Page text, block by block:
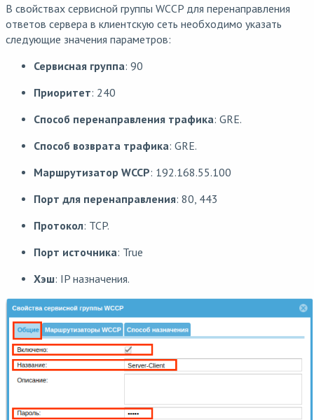
В свойствах сервисной группы WCCP для перенаправления
ответов сервера в клиентскую сеть необходимо указать
следующие значения параметров:
Сервисная группа: 90
Приоритет: 240
Способ перенаправления трафика: GRE.
Способ возврата трафика: GRE.
Маршрутизатор WCCP: 192.168.55.100
Порт для перенаправления: 80, 443
Протокол: TCP.
Порт источника: True
Хэш: IP назначения.